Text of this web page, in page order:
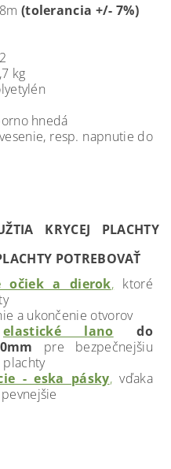
(tolerancia +/- 7%)
kg
hnedá
resp. napnutie do
KRYCEJ PLACHTY
POTREBOVAŤ
očiek a dierok, ktoré
a ukončenie otvorov
elastické lano do
pre bezpečnejšiu
plachty
- eska pásky,vďaka